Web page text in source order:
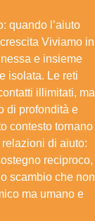
quando l’aiuto
Viviamo in
e insieme
isolata. Le reti
illimitati, ma
di profondità e
contesto tornano
di aiuto:
reciproco,
scambio che non
ma umano e